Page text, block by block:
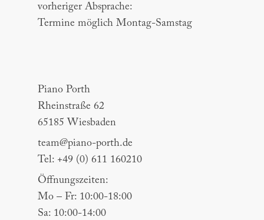
vorheriger Absprache:
Termine möglich Montag-Samstag
Piano Porth
Rheinstraße 62
65185 Wiesbaden
team@piano-porth.de
Tel: +49 (0) 611 160210
Öffnungszeiten:
Mo – Fr: 10:00-18:00
Sa: 10:00-14:00